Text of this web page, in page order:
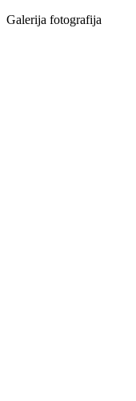
Galerija fotografija